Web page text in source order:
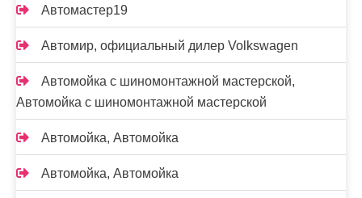
Автомастер19
Автомир, официальный дилер Volkswagen
Автомойка с шиномонтажной мастерской,
Автомойка с шиномонтажной мастерской
Автомойка, Автомойка
Автомойка, Автомойка